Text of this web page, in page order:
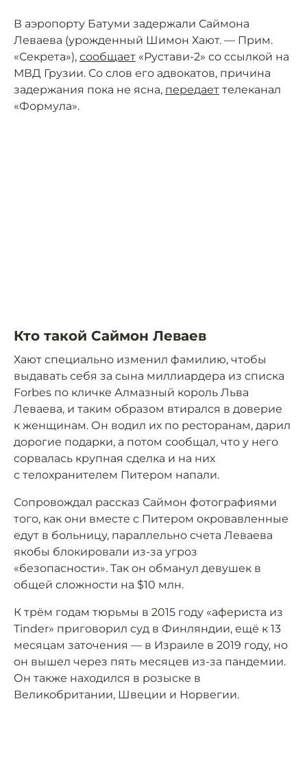
В аэропорту Батуми задержали Саймона
Леваева (урожденный Шимон Хают. — Прим.
«Секрета»), сообщает «Рустави-2» со ссылкой на
МВД Грузии. Со слов его адвокатов, причина
задержания пока не ясна, передает телеканал
«Формула».
Кто такой Саймон Леваев
Хают специально изменил фамилию, чтобы
выдавать себя за сына миллиардера из списка
Forbes по кличке Алмазный король Льва
Леваева, и таким образом втирался в доверие
к женщинам. Он водил их по ресторанам, дарил
дорогие подарки, а потом сообщал, что у него
сорвалась крупная сделка и на них
с телохранителем Питером напали.
Сопровождал рассказ Саймон фотографиями
того, как они вместе с Питером окровавленные
едут в больницу, параллельно счета Леваева
якобы блокировали из-за угроз
«безопасности». Так он обманул девушек в
общей сложности на $10 млн.
К трём годам тюрьмы в 2015 году «афериста из
Tinder» приговорил суд в Финляндии, ещё к 13
месяцам заточения — в Израиле в 2019 году, но
он вышел через пять месяцев из-за пандемии.
Он также находился в розыске в
Великобритании, Швеции и Норвегии.